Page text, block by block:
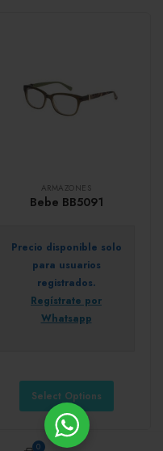
ARMAZONES
Bebe BB5091
Precio disponible solo
para usuarios
registrados.
Regístrate por
Whatsapp
Select Options
0